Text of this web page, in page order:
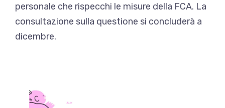
personale che rispecchi le misure della FCA. La
consultazione sulla questione si concluderà a
dicembre.